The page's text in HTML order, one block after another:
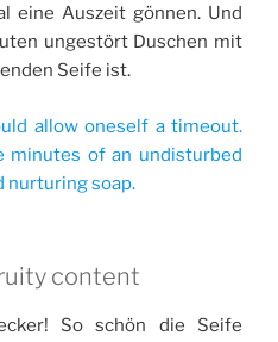
eine Auszeit gönnen. Und
ungestört Duschen mit
Seife ist.
allow oneself a timeout.
of an undisturbed
nurturing soap.
content
So schön die Seife